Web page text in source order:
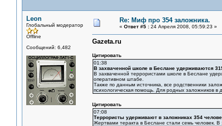
Leon
Глобальный модератор
Offline
Сообщений: 6,482
Re: Миф про 354 заложника.
« Ответ #5 :24 Апреля 2008, 05:59:23 »
Gazeta.ru
Цитировать
01:38
В захваченной школе в Беслане удерживаются
В захваченной террористами школе в Беслане
оперативном штабе.
Также по данным источника, все родственники
психологическая помощь. Для родных заложников в
Цитировать
07:08
Террористы удерживают в заложниках 354
Жертвами теракта в Беслане стали семь человек.